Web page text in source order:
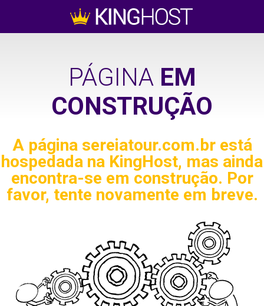
PÁGINA EM
CONSTRUÇÃO
A página sereiatour.com.brestá
hospedada na KingHost, mas ainda
encontra-se em construção. Por
favor, tente novamente em breve.